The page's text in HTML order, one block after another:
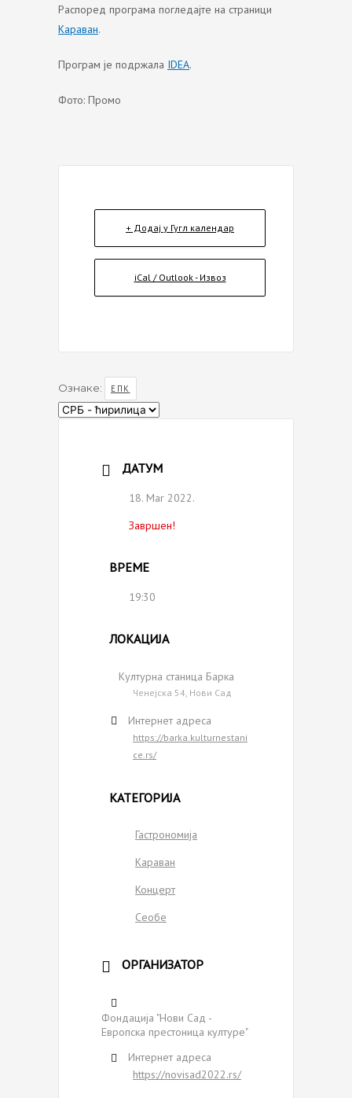
Распоред програма погледајте на страници
Караван.
Програм је подржала IDEA.
Фото: Промо
+ Додај у Гугл календар
iCal / Outlook - Извоз
Ознаке: ЕПК
Choose
ДАТУМ
18. Mar 2022.
Завршен!
ВРЕМЕ
19:30
ЛОКАЦИЈА
Културна станица Барка
Ченејска 54, Нови Сад
Интернет адреса
https://barka.kulturnestani
ce.rs/
КАТЕГОРИЈА
Гастрономија
Караван
Концерт
Сеобе
ОРГАНИЗАТОР
Фондација "Нови Сaд -
Европска престоница културе"
Интернет адреса
https://novisad2022.rs/